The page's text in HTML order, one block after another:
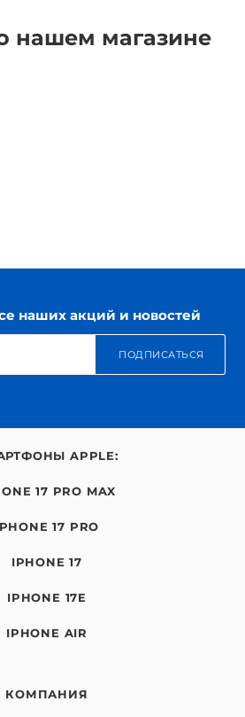
нашем магазине
наших акций и новостей
ПОДПИСАТЬСЯ
APPLE:
17 PRO MAX
17 PRO
IPHONE 17
IPHONE 17E
IPHONE AIR
КОМПАНИЯ